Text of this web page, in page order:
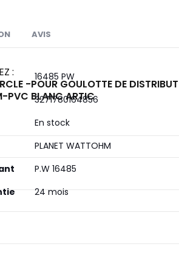
16485 PW
3271780164856
En stock
PLANET WATTOHM
P.W 16485
24 mois
AVIS
:
-POUR GOULOTTE DE
PVC BLANC ARTIC